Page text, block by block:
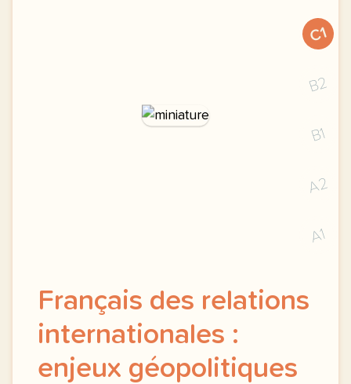
C1
B2
B1
A2
A1
Français des relations
internationales :
enjeux géopolitiques